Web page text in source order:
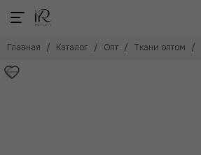
Опт
Ткани оптом
Главная Каталог Опт Ткани оптом